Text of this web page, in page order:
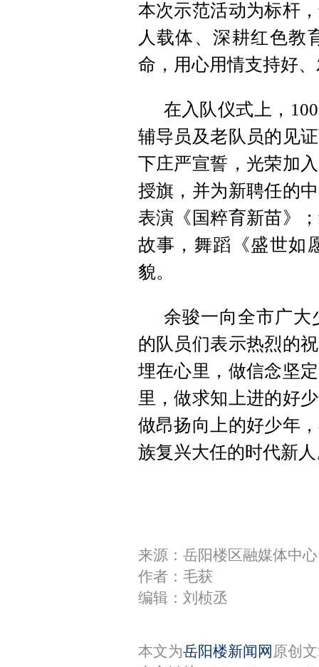
本次示范活动为标杆
人载体、深耕红色教
命，用心用情支持好
在入队仪式上，
辅导员及老队员的见
下庄严宣誓，光荣加
授旗，并为新聘任的
表演《国粹育新苗》
故事，舞蹈《盛世如
貌。
余骏一向全市广大
的队员们表示热烈的
埋在心里，做信念坚
里，做求知上进的好
做昂扬向上的好少年
族复兴大任的时代新
来源：岳阳楼区融媒体中心
作者：毛获
编辑：刘桢丞
本文为岳阳楼新闻网 原创